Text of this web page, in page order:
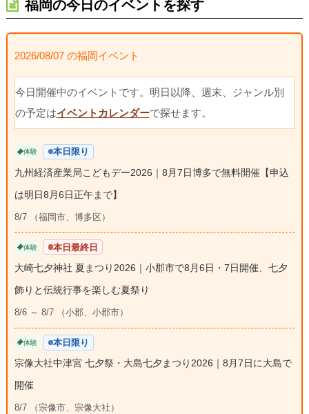
福岡の今日のイベントを探す
2026/08/07 の福岡イベント
今日開催中のイベントです。明日以降、週末、ジャンル別
の予定はイベントカレンダーで探せます。
体験 本日限り
九州経済産業局こどもデー2026｜8月7日博多で無料開催【申込
は明日8月6日正午まで】
8/7 （福岡市、博多区）
体験 本日最終日
大崎七夕神社 夏まつり2026｜小郡市で8月6日・7日開催、七夕
飾りと伝統行事を楽しむ夏祭り
8/6 ～ 8/7 （小郡、小郡市）
体験 本日限り
宗像大社中津宮 七夕祭・大島七夕まつり2026｜8月7日に大島で
開催
8/7 （宗像市、宗像大社）